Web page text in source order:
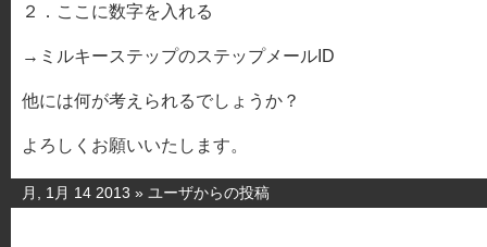
２．ここに数字を入れる
→ミルキーステップのステップメールID
他には何が考えられるでしょうか？
よろしくお願いいたします。
月, 1月 14 2013 » ユーザからの投稿